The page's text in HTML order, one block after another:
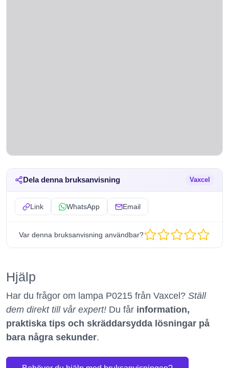
Dela denna bruksanvisning Vaxcel
Link WhatsApp Email
Var denna bruksanvisning användbar?
Hjälp
Har du frågor om lampa P0215 från Vaxcel? Ställ
dem direkt till vår expert! Du får information,
praktiska tips och skräddarsydda lösningar på
bara några sekunder.